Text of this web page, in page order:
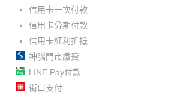
信用卡一次付款
信用卡分期付款
信用卡紅利折抵
神腦門市繳費
LINE Pay付款
街口支付